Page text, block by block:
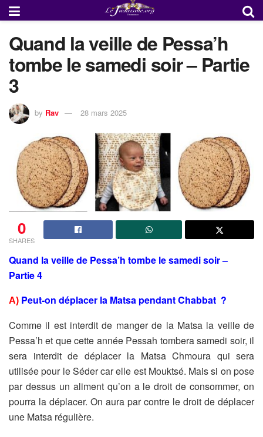
Quand la veille de Pessa’h
tombe le samedi soir – Partie
3
by Rav 28 mars 2025
0
SHARES
Quand la veille de Pessa’h tombe le samedi soir –
Partie 4
A) Peut-on déplacer la Matsa pendant Chabbat ?
Comme il est interdit de manger de la Matsa la veille de
Pessa’h et que cette année Pessah tombera samedi soir, il
sera interdit de déplacer la Matsa Chmoura qui sera
utilisée pour le Séder car elle est Mouktsé. Mais si on pose
par dessus un aliment qu’on a le droit de consommer, on
pourra la déplacer. On aura par contre le droit de déplacer
une Matsa régulière.